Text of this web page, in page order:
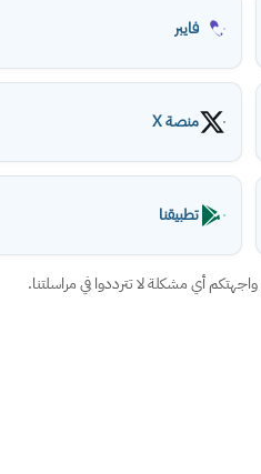
فايبر
منصة X
تطبيقنا
أي مشكلة لا تترددوا في مراسلتنا.